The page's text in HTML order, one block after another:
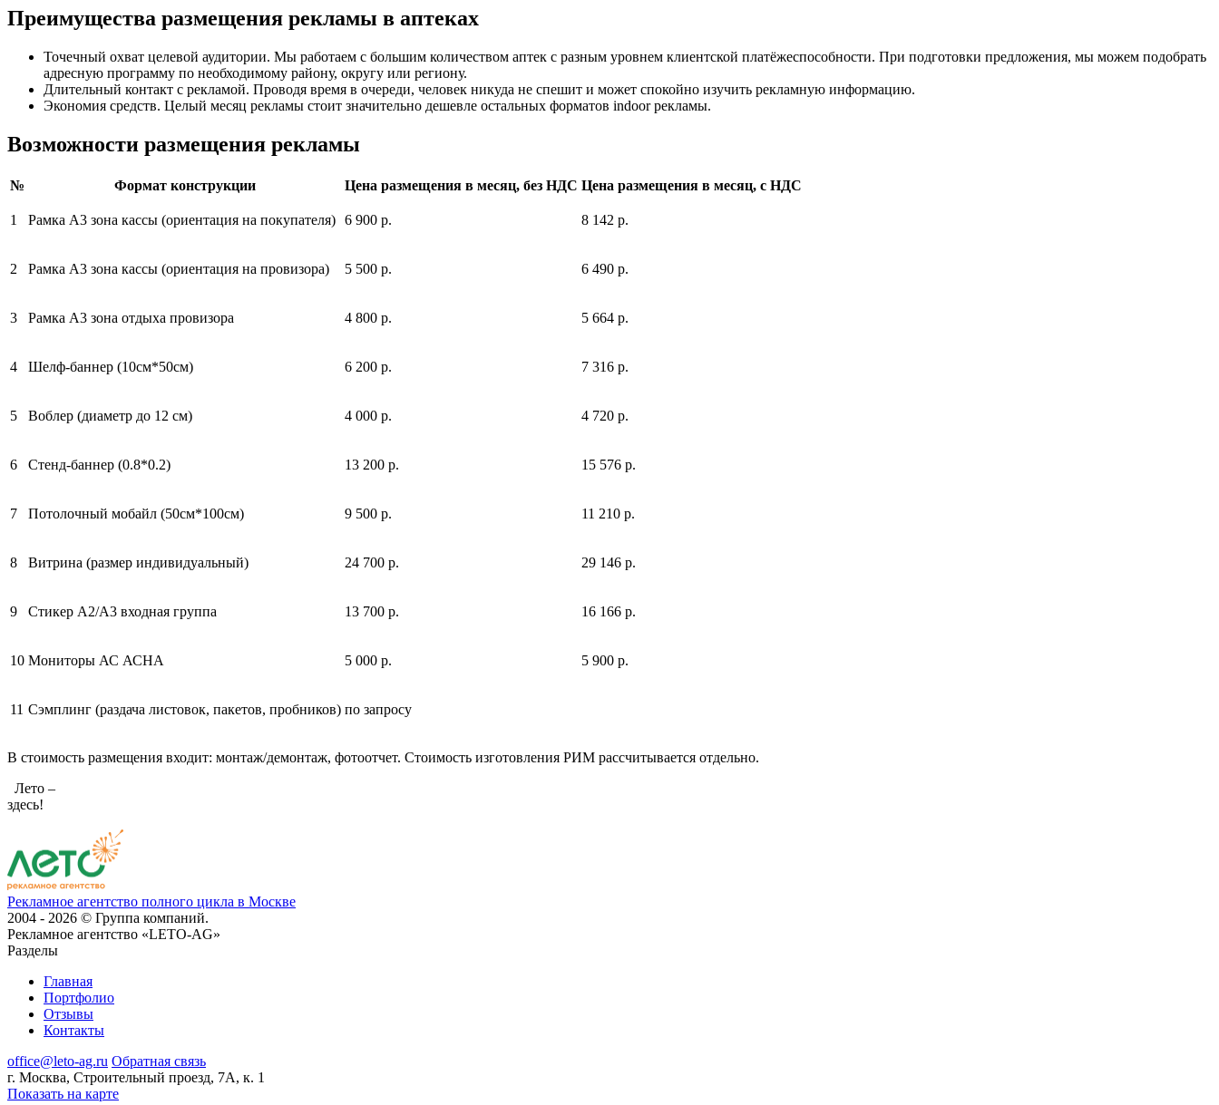
Преимущества размещения рекламы в аптеках
Точечный охват целевой аудитории. Мы работаем с большим количеством аптек с разным уровнем клиентской платёжеспособности. При подготовки предложения, мы можем подобрать
адресную программу по необходимому району, округу или региону.
Длительный контакт с рекламой. Проводя время в очереди, человек никуда не спешит и может спокойно изучить рекламную информацию.
Экономия средств. Целый месяц рекламы стоит значительно дешевле остальных форматов indoor рекламы.
Возможности размещения рекламы
№ Формат конструкции Цена размещения в месяц, без НДС Цена размещения в месяц, с НДС
1 Рамка А3 зона кассы (ориентация на покупателя) 6 900 р. 8 142 р.
2 Рамка А3 зона кассы (ориентация на провизора) 5 500 р. 6 490 р.
3 Рамка А3 зона отдыха провизора 4 800 р. 5 664 р.
4 Шелф-баннер (10см*50см) 6 200 р. 7 316 р.
5 Воблер (диаметр до 12 см) 4 000 р. 4 720 р.
6 Стенд-баннер (0.8*0.2) 13 200 р. 15 576 р.
7 Потолочный мобайл (50см*100см) 9 500 р. 11 210 р.
8 Витрина (размер индивидуальный) 24 700 р. 29 146 р.
9 Стикер А2/А3 входная группа 13 700 р. 16 166 р.
10 Мониторы АС АСНА 5 000 р. 5 900 р.
11 Сэмплинг (раздача листовок, пакетов, пробников) по запросу
В стоимость размещения входит: монтаж/демонтаж, фотоотчет. Стоимость изготовления РИМ рассчитывается отдельно.
Лето –
здесь!
Рекламное агентство полного цикла в Москве
2004 - 2026 © Группа компаний.
Рекламное агентство «LETO-AG»
Разделы
Главная
Портфолио
Отзывы
Контакты
office@leto-ag.ru Обратная связь
г. Москва, Строительный проезд, 7А, к. 1
Показать на карте